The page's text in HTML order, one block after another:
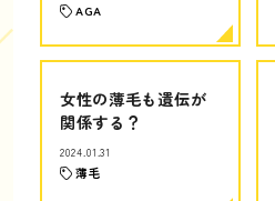
AGA
女性の薄毛も遺伝が
関係する？
2024.01.31
薄毛